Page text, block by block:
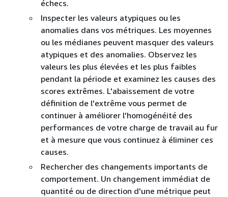
échecs.
Inspecter les valeurs atypiques ou les
anomalies dans vos métriques. Les moyennes
ou les médianes peuvent masquer des valeurs
atypiques et des anomalies. Observez les
valeurs les plus élevées et les plus faibles
pendant la période et examinez les causes des
scores extrêmes. L'abaissement de votre
définition de l'extrême vous permet de
continuer à améliorer l'homogénéité des
performances de votre charge de travail au fur
et à mesure que vous continuez à éliminer ces
causes.
Rechercher des changements importants de
comportement. Un changement immédiat de
quantité ou de direction d'une métrique peut